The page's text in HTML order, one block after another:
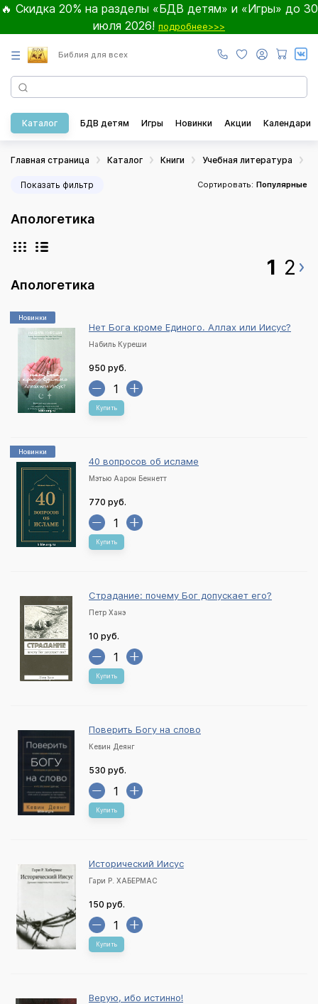
🔥 Скидка 20% на разделы «БДВ детям» и «Игры» до 30
июля 2026! подробнее>>>
☰ Библия для всех
Каталог БДВ детям Игры Новинки Акции Календари
Главная страница Каталог Книги Учебная литература
Показать фильтр Сортировать: Популярные
Апологетика
1 2
Апологетика
Новинки
Нет Бога кроме Единого. Аллах или Иисус?
Набиль Куреши
950 руб.
Купить
Новинки
40 вопросов об исламе
Мэтью Аарон Беннетт
770 руб.
Купить
Страдание: почему Бог допускает его?
Петр Ханэ
10 руб.
Купить
Поверить Богу на слово
Кевин Деянг
530 руб.
Купить
Исторический Иисус
Гари Р. ХАБЕРМАС
150 руб.
Купить
Верую, ибо истинно!